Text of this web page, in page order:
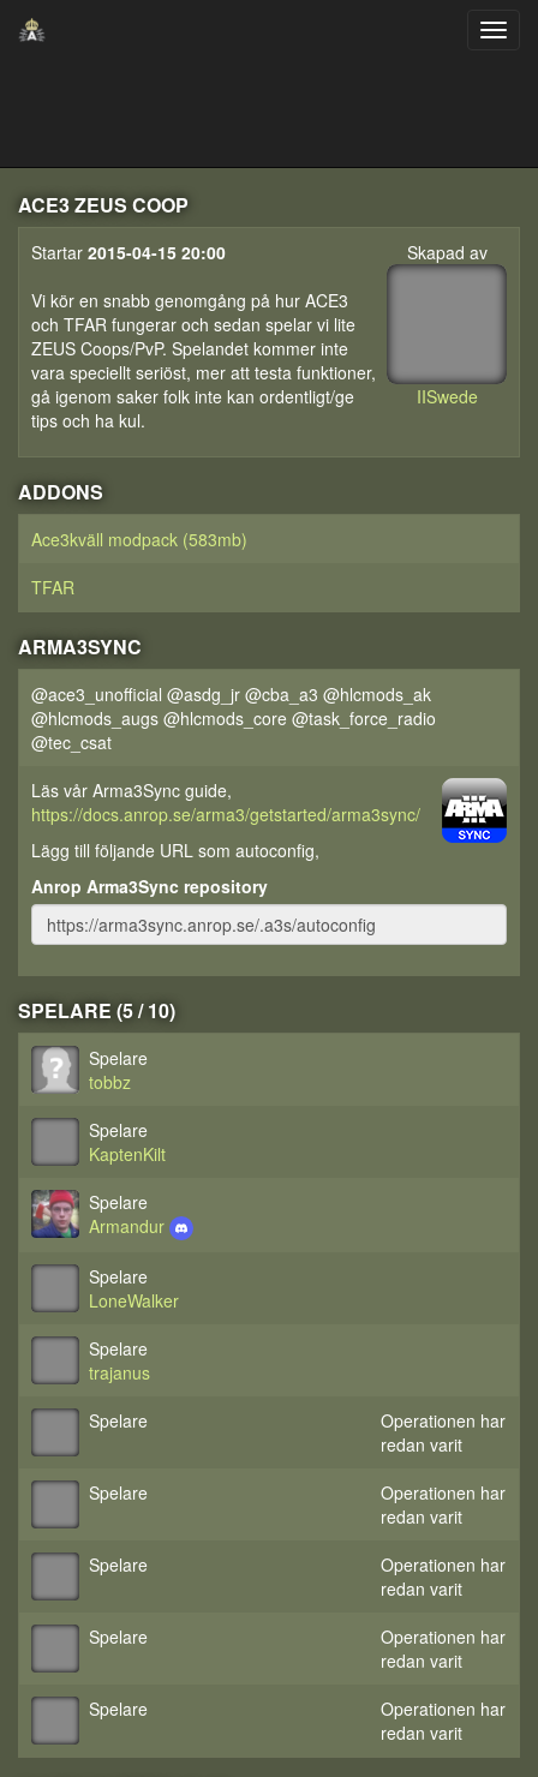
ACE3 ZEUS COOP
Skapad av
IISwede
Startar 2015-04-15 20:00
Vi kör en snabb genomgång på hur ACE3
och TFAR fungerar och sedan spelar vi lite
ZEUS Coops/PvP. Spelandet kommer inte
vara speciellt seriöst, mer att testa funktioner,
gå igenom saker folk inte kan ordentligt/ge
tips och ha kul.
ADDONS
Ace3kväll modpack (583mb)
TFAR
ARMA3SYNC
@ace3_unofficial @asdg_jr @cba_a3 @hlcmods_ak
@hlcmods_augs @hlcmods_core @task_force_radio
@tec_csat
Läs vår Arma3Sync guide,
https://docs.anrop.se/arma3/getstarted/arma3sync/
Lägg till följande URL som autoconfig,
Anrop Arma3Sync repository
SPELARE (5 / 10)
Spelare
tobbz
Spelare
KaptenKilt
Spelare
Armandur
Spelare
LoneWalker
Spelare
trajanus
Spelare
Operationen har
redan varit
Spelare
Operationen har
redan varit
Spelare
Operationen har
redan varit
Spelare
Operationen har
redan varit
Spelare
Operationen har
redan varit